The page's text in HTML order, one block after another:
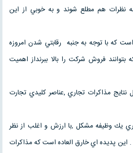
نظرات هم مطلع شوند و به خوبي از اين
كه با توجه به جنبه رقابتي شدن امروزه
فروش شركت را بالا ببرنداز اهميت
نتايج مذاكرات تجاري ,عناصر كليدي تجارت
يك وظيفه مشكل ,با ارزش و اغلب از نظر
پديده اي خارق العاده است كه مذاكرات